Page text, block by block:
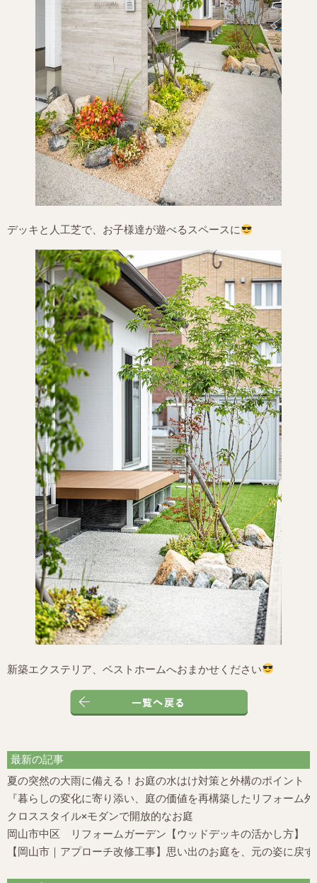
デッキと人工芝で、お子様達が遊べるスペースに
新築エクステリア、ベストホームへおまかせください
最新の記事
夏の突然の大雨に備える！お庭の水はけ対策と外構のポイント
『暮らしの変化に寄り添い、庭の価値を再構築したリフォーム
クロススタイル×モダンで開放的なお庭
岡山市中区 リフォームガーデン【ウッドデッキの活かし方】
【岡山市｜アプローチ改修工事】思い出のお庭を、元の姿に戻